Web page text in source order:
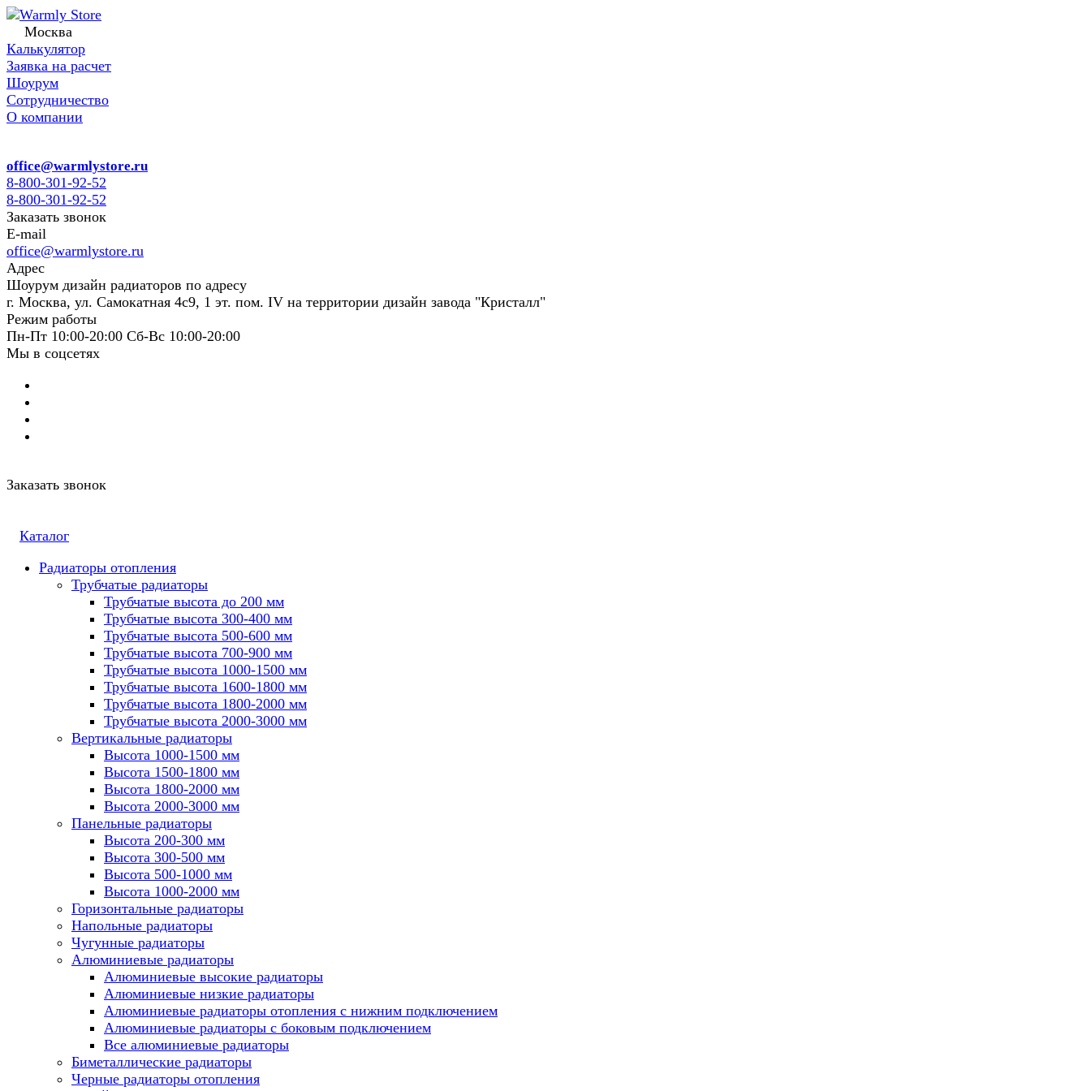
Москва
Калькулятор
Заявка на расчет
Шоурум
Сотрудничество
О компании
office@warmlystore.ru
8-800-301-92-52
8-800-301-92-52
Заказать звонок
E-mail
office@warmlystore.ru
Адрес
Шоурум дизайн радиаторов по адресу
г. Москва, ул. Самокатная 4с9, 1 эт. пом. IV на территории дизайн завода "Кристалл"
Режим работы
Пн-Пт 10:00-20:00 Сб-Вс 10:00-20:00
Мы в соцсетях
Заказать звонок
Каталог
Радиаторы отопления
Трубчатые радиаторы
Трубчатые высота до 200 мм
Трубчатые высота 300-400 мм
Трубчатые высота 500-600 мм
Трубчатые высота 700-900 мм
Трубчатые высота 1000-1500 мм
Трубчатые высота 1600-1800 мм
Трубчатые высота 1800-2000 мм
Трубчатые высота 2000-3000 мм
Вертикальные радиаторы
Высота 1000-1500 мм
Высота 1500-1800 мм
Высота 1800-2000 мм
Высота 2000-3000 мм
Панельные радиаторы
Высота 200-300 мм
Высота 300-500 мм
Высота 500-1000 мм
Высота 1000-2000 мм
Горизонтальные радиаторы
Напольные радиаторы
Чугунные радиаторы
Алюминиевые радиаторы
Алюминиевые высокие радиаторы
Алюминиевые низкие радиаторы
Алюминиевые радиаторы отопления с нижним подключением
Алюминиевые радиаторы с боковым подключением
Все алюминиевые радиаторы
Биметаллические радиаторы
Черные радиаторы отопления